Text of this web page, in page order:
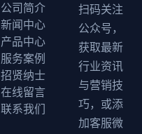
公司简介
新闻中心
产品中心
服务案例
招贤纳士
在线留言
联系我们
扫码关注
公众号，
获取最新
行业资讯
与营销技
巧，或添
加客服微